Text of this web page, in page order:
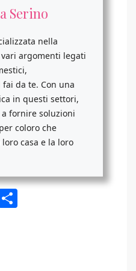
Serino
nella
argomenti legati
da te. Con una
in questi settori,
a fornire soluzioni
coloro che
casa e la loro